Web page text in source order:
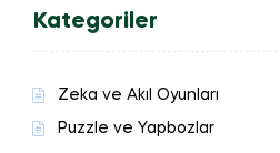
Kategoriler
Zeka ve Akıl Oyunları
Puzzle ve Yapbozlar